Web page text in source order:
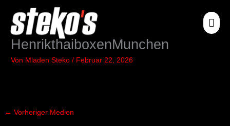
Inhalt
springen
HenrikthaiboxenMunchen
Von Mladen Steko/ Februar 22, 2026
← Vorheriger Medien